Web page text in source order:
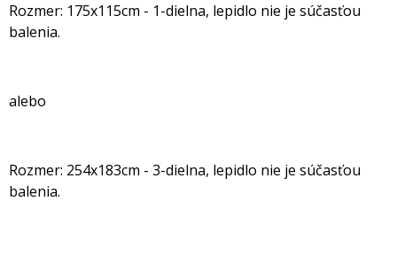
Rozmer: 175x115cm - 1-dielna, lepidlo nie je súčasťou
balenia.
alebo
Rozmer: 254x183cm - 3-dielna, lepidlo nie je súčasťou
balenia.